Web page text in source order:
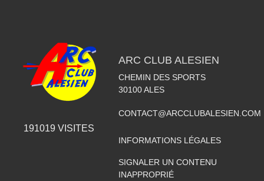
191019 VISITES
ARC CLUB ALESIEN
CHEMIN DES SPORTS
30100 ALES
CONTACT@ARCCLUBALESIEN.COM
INFORMATIONS LÉGALES
SIGNALER UN CONTENU
INAPPROPRIÉ